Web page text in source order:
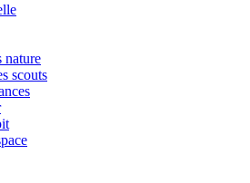
nature
scouts